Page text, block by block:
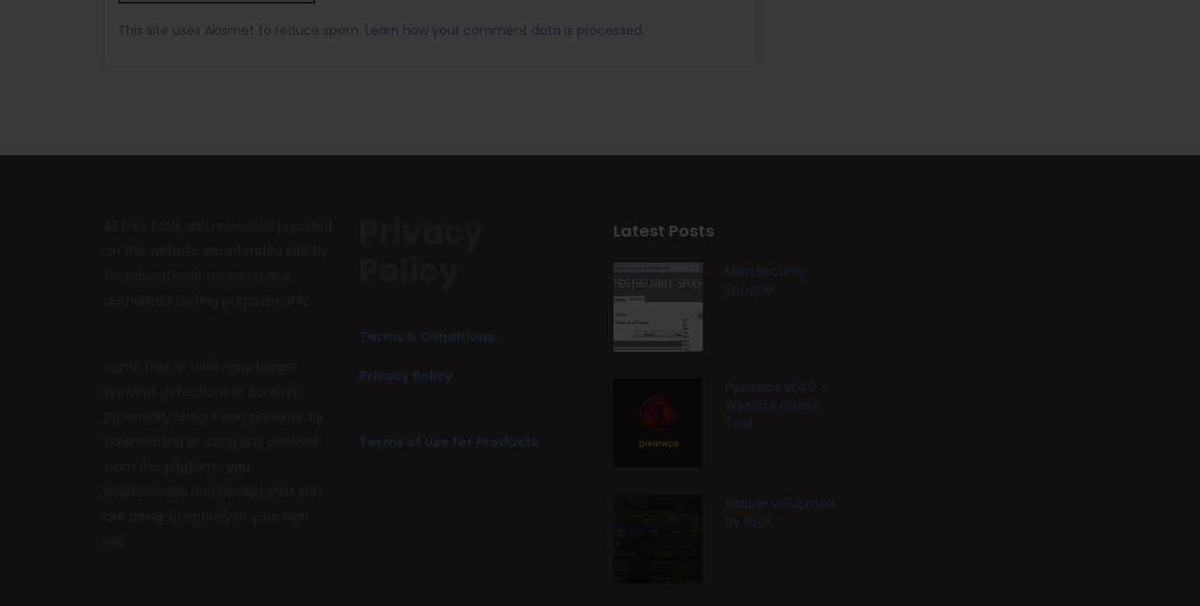
This site uses Akismet to reduce spam. Learn how your comment data is processed.
Terms & Conditions
Privacy Policy
Terms of Use for Products
Latest Posts
MostSecurity
Spoofer
Pyxiewps v1.4.2 –
Wireless Attack
Tool
Reaver v1.5.2 mod
by t6_x